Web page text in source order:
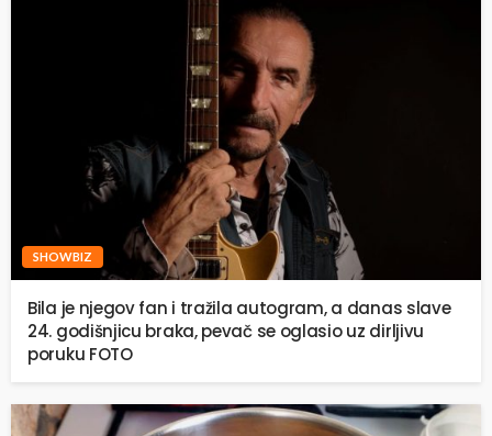
SHOWBIZ
Bila je njegov fan i tražila autogram, a danas slave
24. godišnjicu braka, pevač se oglasio uz dirljivu
poruku FOTO